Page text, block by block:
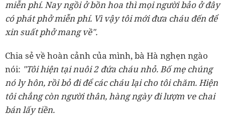
miễn phí. Nay ngồi ở bồn hoa thì mọi người bảo ở đây
có phát phở miễn phí. Vì vậy tôi mới đưa cháu đến để
xin suất phở mang về".
Chia sẻ về hoàn cảnh của mình, bà Hà nghẹn ngào
nói: "Tôi hiện tại nuôi 2 đứa cháu nhỏ. Bố mẹ chúng
nó ly hôn, rồi bỏ đi để các cháu lại cho tôi chăm. Hiện
tôi chẳng còn người thân, hàng ngày đi lượm ve chai
bán lấy tiền.